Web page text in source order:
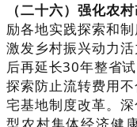
（二十六）强化农
励各地实践探索和
激发乡村振兴动力
后再延长30年整省
探索防止流转费用
宅基地制度改革。